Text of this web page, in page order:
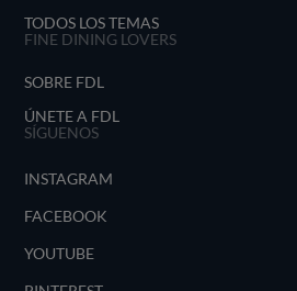
TODOS LOS TEMAS
FINE DINING LOVERS
SOBRE FDL
ÚNETE A FDL
SÍGUENOS
INSTAGRAM
FACEBOOK
YOUTUBE